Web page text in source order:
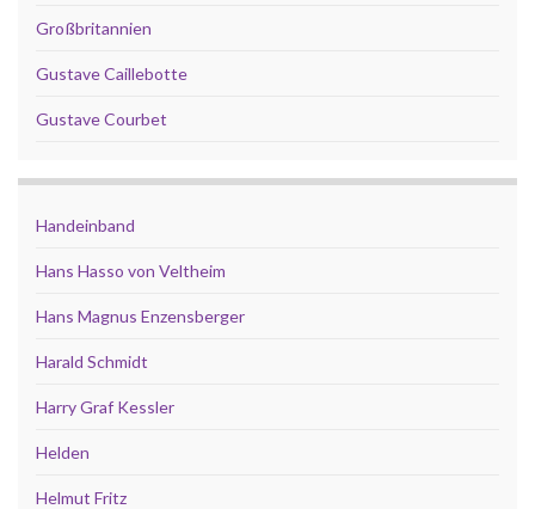
Großbritannien
Gustave Caillebotte
Gustave Courbet
Handeinband
Hans Hasso von Veltheim
Hans Magnus Enzensberger
Harald Schmidt
Harry Graf Kessler
Helden
Helmut Fritz